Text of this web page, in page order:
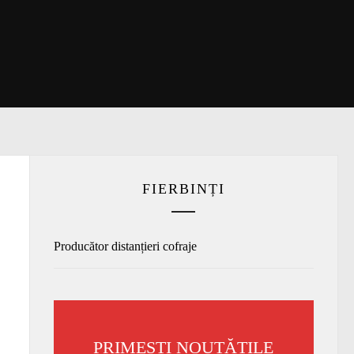
FIERBINȚI
Producător distanțieri cofraje
PRIMEȘTI NOUTĂȚILE